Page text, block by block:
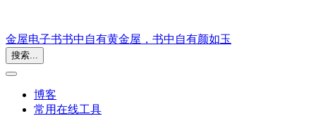
金屋电子书书中自有黄金屋，书中自有颜如玉
搜索...
博客
常用在线工具